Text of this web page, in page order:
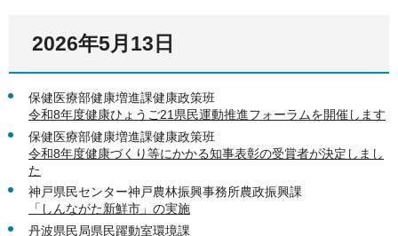
2026年5月13日
保健医療部健康増進課健康政策班
令和8年度健康ひょうご21県民運動推進フォーラムを開催します
保健医療部健康増進課健康政策班
令和8年度健康づくり等にかかる知事表彰の受賞者が決定しまし
た
神戸県民センター神戸農林振興事務所農政振興課
「しんながた新鮮市」の実施
丹波県民局県民躍動室環境課